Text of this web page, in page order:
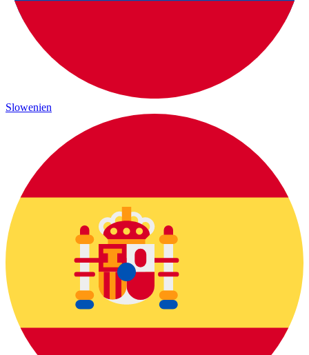
Slowenien